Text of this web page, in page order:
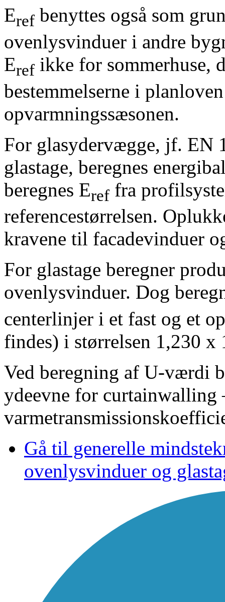
Eref benyttes også som
ovenlysvinduer i andre
Eref ikke for sommerhuse,
bestemmelserne i
opvarmningssæsonen.
For glasydervægge, jf. EN
glastage, beregnes
beregnes Eref fra
referencestørrelsen.
kravene til facadevinduer
For glastage beregner
ovenlysvinduer. Dog
centerlinjer i et fast og et
findes) i størrelsen 1,230 x
Ved beregning af U-værdi
ydeevne for curtainwalling
Gå til generelle
ovenlysvinduer og